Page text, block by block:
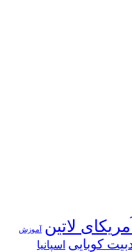
آمریکای لاتین آموزش
کوبایی اسپانیا